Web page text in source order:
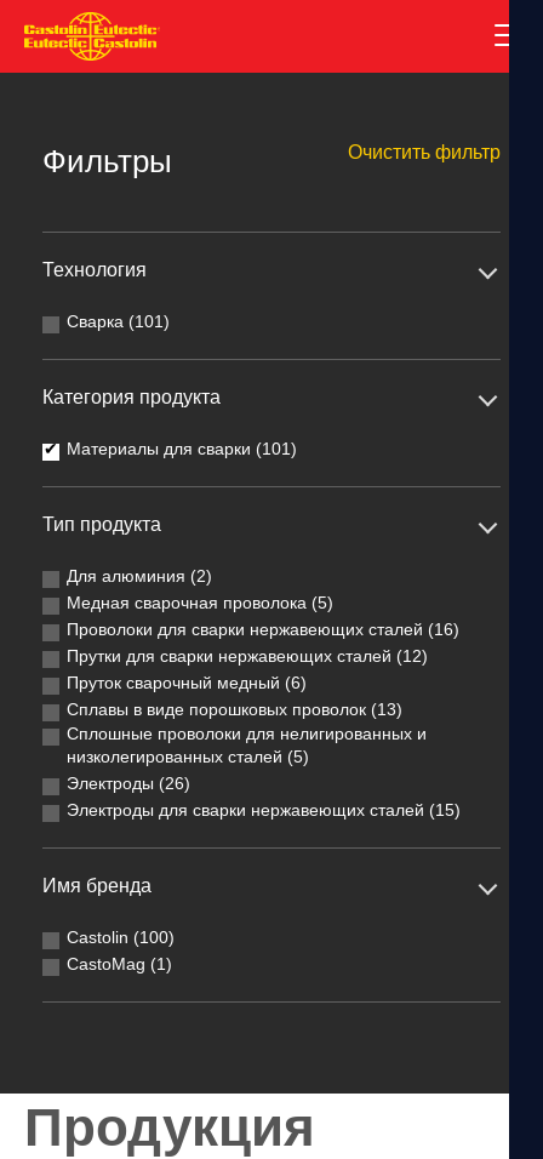
Фильтры Очистить фильтр
Технология
Сварка (101)
Категория продукта
Материалы для сварки (101)
Тип продукта
Для алюминия (2)
Медная сварочная проволока (5)
Проволоки для сварки нержавеющих сталей (16)
Прутки для сварки нержавеющих сталей (12)
Пруток сварочный медный (6)
Сплавы в виде порошковых проволок (13)
Сплошные проволоки для нелигированных и
низколегированных сталей (5)
Электроды (26)
Электроды для сварки нержавеющих сталей (15)
Имя бренда
Castolin (100)
CastoMag (1)
Продукция